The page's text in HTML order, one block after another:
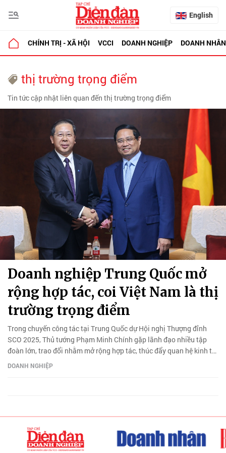
English
CHÍNH TRỊ - XÃ HỘI VCCI DOANH NGHIỆP DOANH NHÂN
thị trường trọng điểm
Tin tức cập nhật liên quan đến thị trường trọng điểm
Doanh nghiệp Trung Quốc mở
rộng hợp tác, coi Việt Nam là thị
trường trọng điểm
Trong chuyến công tác tại Trung Quốc dự Hội nghị Thượng đỉnh
SCO 2025, Thủ tướng Phạm Minh Chính gặp lãnh đạo nhiều tập
đoàn lớn, trao đổi nhằm mở rộng hợp tác, thúc đẩy quan hệ kinh tế
song phương.
DOANH NGHIỆP